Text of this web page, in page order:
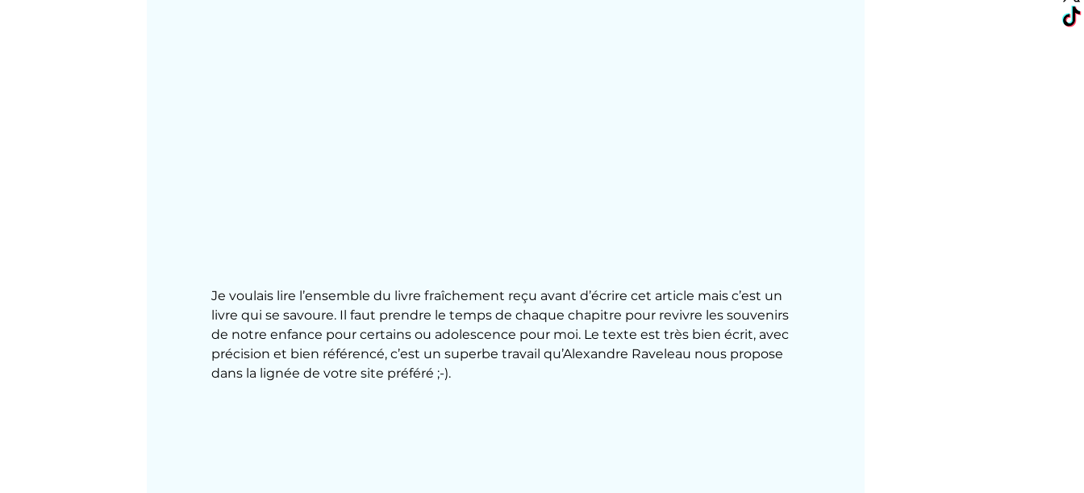
Je voulais lire l’ensemble du livre fraîchement reçu avant d’écrire cet article mais c’est un
livre qui se savoure. Il faut prendre le temps de chaque chapitre pour revivre les souvenirs
de notre enfance pour certains ou adolescence pour moi. Le texte est très bien écrit, avec
précision et bien référencé, c’est un superbe travail qu’Alexandre Raveleau nous propose
dans la lignée de votre site préféré ;-).